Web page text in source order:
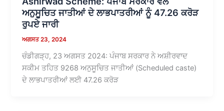
ਅਨੁਸੂਚਿਤ ਜਾਤੀਆਂ ਦੇ ਲਾਭਪਾਤਰੀਆਂ ਨੂੰ 47.26 ਕਰੋੜ
ਰੁਪਏ ਜਾਰੀ
ਅਗਸਤ 23, 2024
ਚੰਡੀਗੜ੍ਹ, 23 ਅਗਸਤ 2024: ਪੰਜਾਬ ਸਰਕਾਰ ਨੇ ਅਸ਼ੀਰਵਾਦ
ਸਕੀਮ ਤਹਿਤ 9268 ਅਨੁਸੂਚਿਤ ਜਾਤੀਆਂ (Scheduled caste)
ਦੇ ਲਾਭਪਾਤਰੀਆਂ ਲਈ 47.26 ਕਰੋੜ